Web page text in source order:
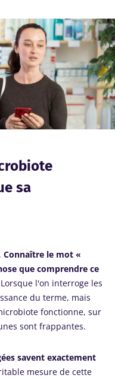
sa
Connaître le mot «
que comprendre ce
l'on interroge les
du terme, mais
fonctionne, sur
sont frappantes.
savent exactement
mesure de cette